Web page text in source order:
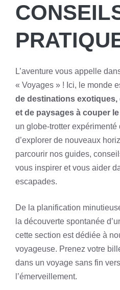
L’aventure vous appelle
« Voyages » ! Ici, le monde
de destinations
et de paysages à couper
un globe-trotter
d’explorer de nouveaux
parcourir nos guides,
vous inspirer et vous aider
escapades.
De la planification
la découverte spontanée
cette section est dédiée à
voyageuse. Prenez votre
dans un voyage sans fin
l’émerveillement.